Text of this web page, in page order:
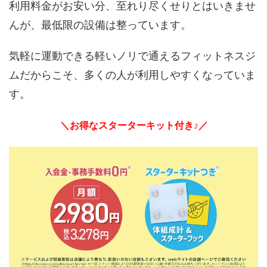
利用料金がお安い分、至れり尽くせりとはいきませ
んが、最低限の設備は整っています。
気軽に運動できる軽いノリで通えるフィットネスジ
ムだからこそ、多くの人が利用しやすくなっていま
す。
＼お得なスターターキット付き♪／